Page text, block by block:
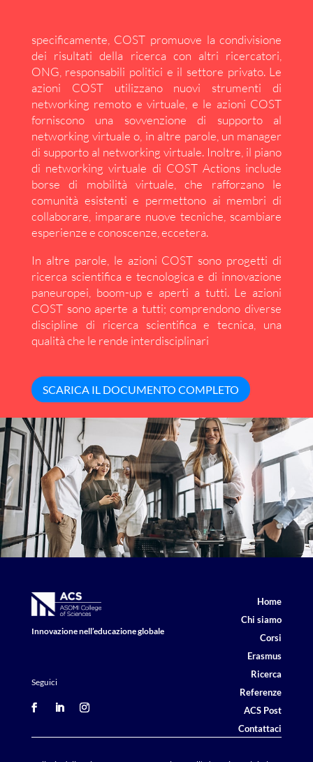
specificamente, COST promuove la condivisione
dei risultati della ricerca con altri ricercatori,
ONG, responsabili politici e il settore privato. Le
azioni COST utilizzano nuovi strumenti di
networking remoto e virtuale, e le azioni COST
forniscono una sovvenzione di supporto al
networking virtuale o, in altre parole, un manager
di supporto al networking virtuale. Inoltre, il piano
di networking virtuale di COST Actions include
borse di mobilità virtuale, che rafforzano le
comunità esistenti e permettono ai membri di
collaborare, imparare nuove tecniche, scambiare
esperienze e conoscenze, eccetera.
In altre parole, le azioni COST sono progetti di
ricerca scientifica e tecnologica e di innovazione
paneuropei, boom-up e aperti a tutti. Le azioni
COST sono aperte a tutti; comprendono diverse
discipline di ricerca scientifica e tecnica, una
qualità che le rende interdisciplinari
SCARICA IL DOCUMENTO COMPLETO
Innovazione nell’educazione globale
Seguici
Home
Chi siamo
Corsi
Erasmus
Ricerca
Referenze
ACS Post
Contattaci